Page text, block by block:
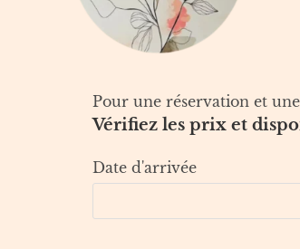
Pour une réservation et
Vérifiez les prix et
Date d'arrivée